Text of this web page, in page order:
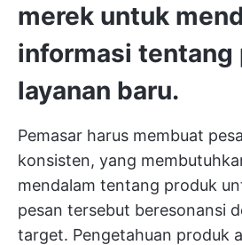
merek untuk
informasi tentang
layanan baru.
Pemasar harus membuat
konsisten, yang
mendalam tentang produk
pesan tersebut beresonansi
target. Pengetahuan produk